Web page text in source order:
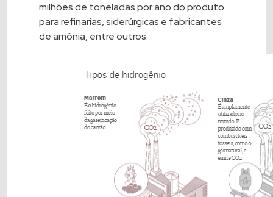
milhões de toneladas por ano do produto
para refinarias, siderúrgicas e fabricantes
de amônia, entre outros.